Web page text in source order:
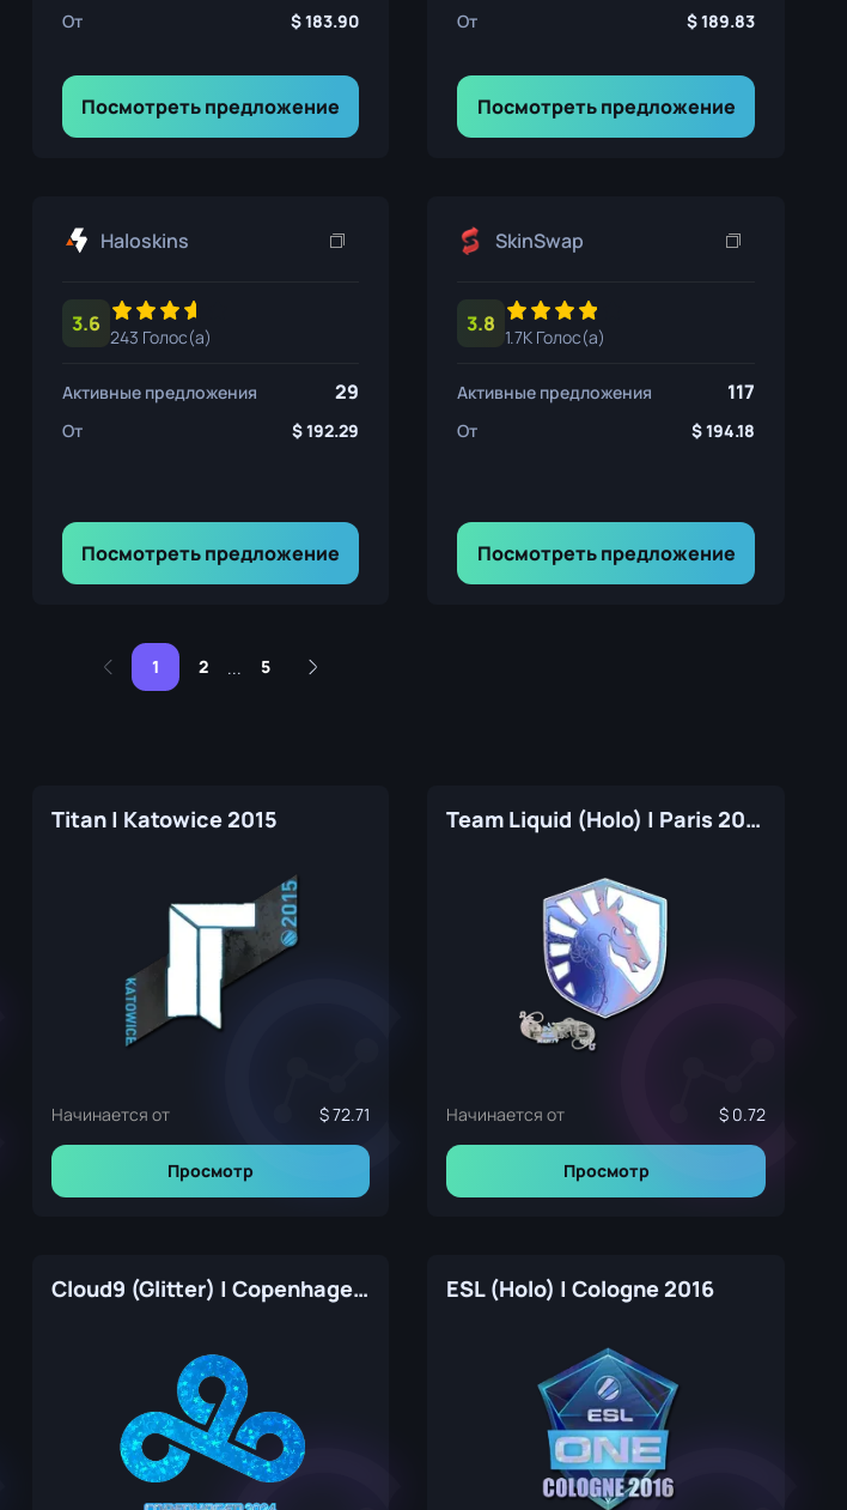
От 183.90
Посмотреть предложение
От 189.83
Посмотреть предложение
Haloskins
3.6
243 Голос(а)
Активные предложения 29
От 192.29
Посмотреть предложение
SkinSwap
3.8
1.7K Голос(а)
Активные предложения 117
От 194.18
Посмотреть предложение
1 2 ... 5
Titan | Katowice 2015
Начинается от 72.71
Просмотр
Team Liquid (Holo) | Paris 2023
Начинается от 0.72
Просмотр
Cloud9 (Glitter) | Copenhagen 2024 ESL (Holo) | Cologne 2016